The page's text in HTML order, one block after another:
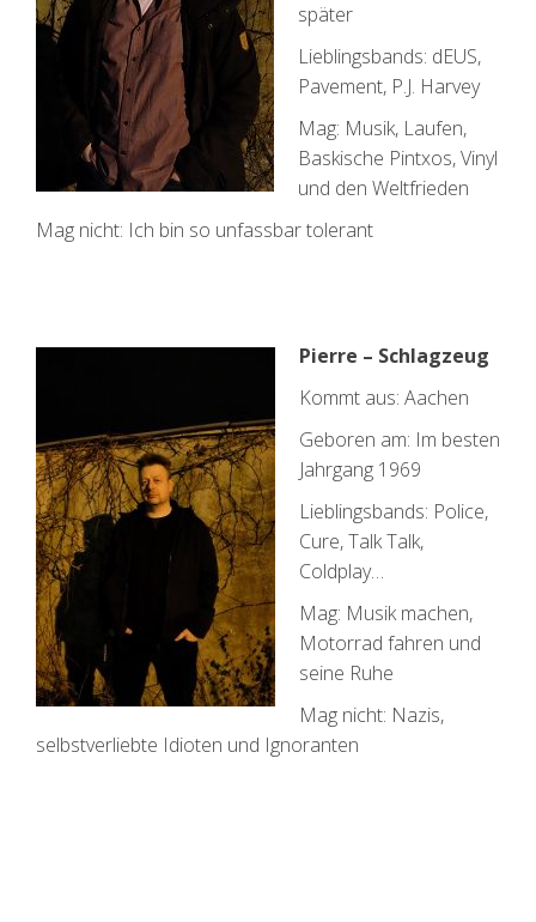
später
Lieblingsbands: dEUS,
Pavement, P.J. Harvey
Mag: Musik, Laufen,
Baskische Pintxos, Vinyl
und den Weltfrieden
Mag nicht: Ich bin so unfassbar tolerant
Pierre – Schlagzeug
Kommt aus: Aachen
Geboren am: Im besten
Jahrgang 1969
Lieblingsbands: Police,
Cure, Talk Talk,
Coldplay…
Mag: Musik machen,
Motorrad fahren und
seine Ruhe
Mag nicht: Nazis,
selbstverliebte Idioten und Ignoranten